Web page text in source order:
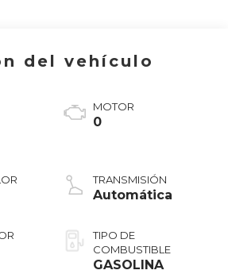
del vehículo
MOTOR
0
TRANSMISIÓN
Automática
TIPO DE
COMBUSTIBLE
GASOLINA